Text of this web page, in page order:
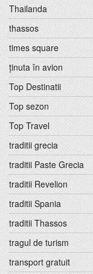
Thailanda
thassos
times square
ținuta în avion
Top Destinatii
Top sezon
Top Travel
traditii grecia
traditii Paste Grecia
traditii Revelion
traditii Spania
traditii Thassos
tragul de turism
transport gratuit